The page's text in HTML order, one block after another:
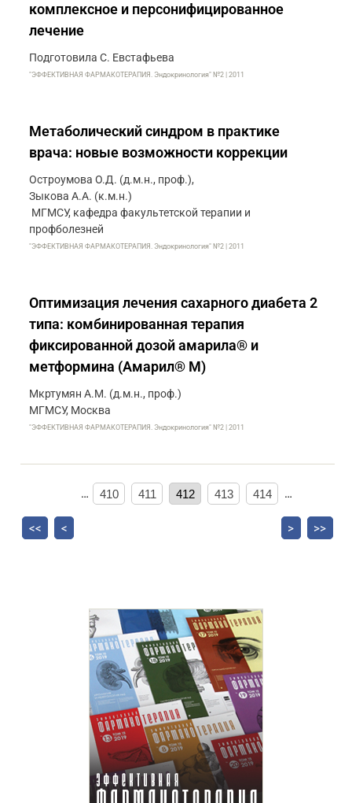
комплексное и персонифицированное
лечение
Подготовила С. Евстафьева
"ЭФФЕКТИВНАЯ ФАРМАКОТЕРАПИЯ. Эндокринология" №2 | 2011
Метаболический синдром в практике
врача: новые возможности коррекции
Остроумова О.Д. (д.м.н., проф.),
Зыкова А.А. (к.м.н.)
 МГМСУ, кафедра факультетской терапии и
профболезней
"ЭФФЕКТИВНАЯ ФАРМАКОТЕРАПИЯ. Эндокринология" №2 | 2011
Оптимизация лечения сахарного диабета 2
типа: комбинированная терапия
фиксированной дозой амарила® и
метформина (Амарил® М)
Мкртумян А.М. (д.м.н., проф.)
МГМСУ, Москва
"ЭФФЕКТИВНАЯ ФАРМАКОТЕРАПИЯ. Эндокринология" №2 | 2011
<< <
… 410 411 412 413 414 …
> >>